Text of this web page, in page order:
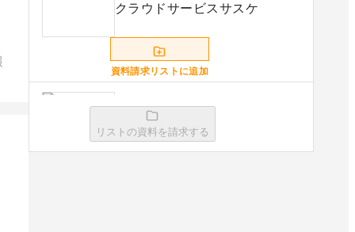
クラウドサービスサスケ
資料請求リストに追加
BALES CLOUD
リストの資料を請求する